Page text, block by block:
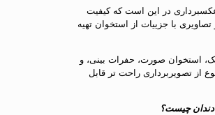
در این است که کیفیت
تصاویری با جزییات از استخوان تهیه
استخوان صورت، حفرات بینی، و
از تصویربرداری راحت تر قابل
چیست؟